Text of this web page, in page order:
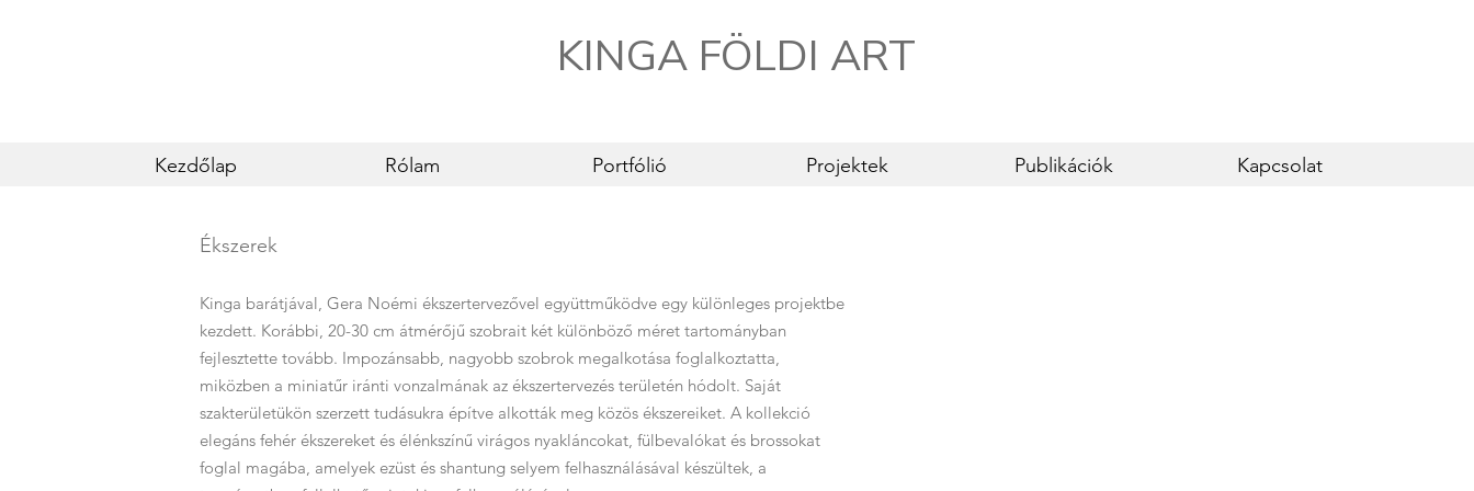
KINGA FÖLDI ART
Kezdőlap Rólam Portfólió Projektek Publikációk Kapcsolat
Ékszerek
Kinga barátjával, Gera Noémi ékszertervezővel együttműködve egy különleges projektbe
kezdett. Korábbi, 20-30 cm átmérőjű szobrait két különböző méret tartományban
fejlesztette tovább. Impozánsabb, nagyobb szobrok megalkotása foglalkoztatta,
miközben a miniatűr iránti vonzalmának az ékszertervezés területén hódolt. Saját
szakterületükön szerzett tudásukra építve alkották meg közös ékszereiket. A kollekció
elegáns fehér ékszereket és élénkszínű virágos nyakláncokat, fülbevalókat és brossokat
foglal magába, amelyek ezüst és shantung selyem felhasználásával készültek, a